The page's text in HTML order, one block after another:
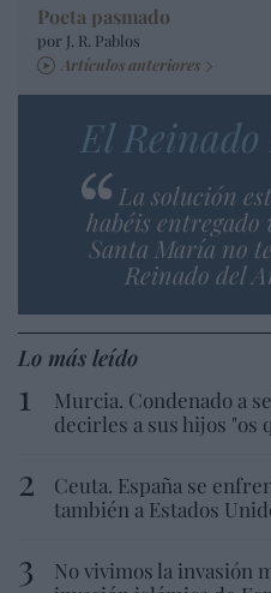
Poeta pasmado
por J. R. Pablos
Artículos anteriores
El
La solución
habéis
Santa María no
Reinado del
Lo más leído
Murcia. Condenado a
decirles a sus hijos "os
Ceuta. España se
también a Estados
No vivimos la invasión